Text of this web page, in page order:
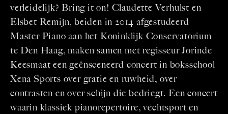
verleidelijk? Bring it on! Claudette Verhulst en
Elsbet Remijn, beiden in 2014 afgestudeerd
Master Piano aan het Koninklijk Conservatorium
te Den Haag, maken samen met regisseur Jorinde
Keesmaat een geënsceneerd concert in boksschool
Xena Sports over gratie en ruwheid, over
contrasten en over schijn die bedriegt. Een concert
waarin klassiek pianorepertoire, vechtsport en